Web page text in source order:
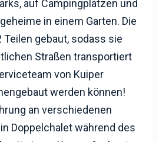
verfügt über
in der Platzierung von L-
auf Campingplätzen und
in einem Garten. Die
gebaut, sodass sie
Straßen transportiert
von Kuiper
werden können!